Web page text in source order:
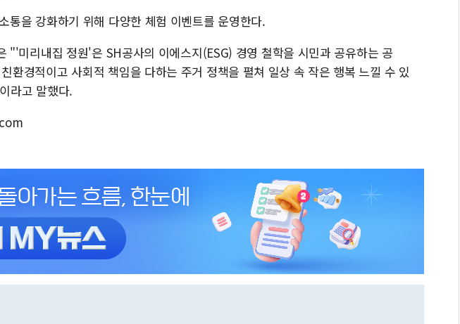
통을 강화하기 위해 다양한 체험 이벤트를 운영한다.
"'미리내집 정원'은 SH공사의 이에스지(ESG) 경영 철학을 시민과 공유하는 공
환경적이고 사회적 책임을 다하는 주거 정책을 펼쳐 일상 속 작은 행복 느낄 수 있
라고 말했다.